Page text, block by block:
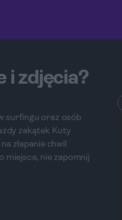
i zdjęcia?
surfingu oraz osób
zakątek Kuty
złapanie chwil
miejsce, nie zapomnij